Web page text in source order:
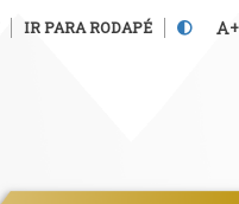
IR PARA RODAPÉ +